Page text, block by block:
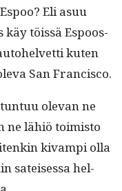
Eli asuu
käy töis­sä Espoos­
kuten
San Francisco.
ole­van ne
ne lähiö toimis­to
kivampi olla
sateises­sa hel­